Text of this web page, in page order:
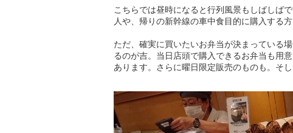
こちらでは昼時になると行列風景もしばしば
人や、帰りの新幹線の車中食目的に購入する方
ただ、確実に買いたいお弁当が決まっている
るのが吉。当日店頭で購入できるお弁当も用
あります。さらに曜日限定販売のものも。そ